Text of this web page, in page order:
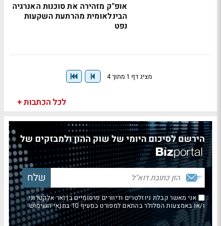
אופ"ק מזהירה את סוכנות האנרגיה
הבינלאומית מהרתעת השקעות
נפט
מציג דף 1 מתוך 4
לכל הכתבות +
הירשם לסיכום היומי של שוק ההון ולמבזקים של
אני מאשר קבלת ניוזלטרים ודיוורים פרסומיים בדואר אלקטרוני
ו/או באמצעות הסלולר בהתאם למפורט בסעיף 10 בתנאי השימוש